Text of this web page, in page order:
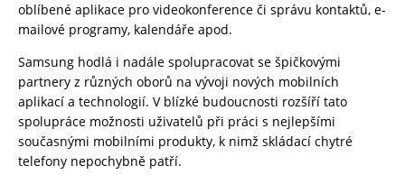
oblíbené aplikace pro videokonference či správu kontaktů, e-
mailové programy, kalendáře apod.
Samsung hodlá i nadále spolupracovat se špičkovými
partnery z různých oborů na vývoji nových mobilních
aplikací a technologií. V blízké budoucnosti rozšíří tato
spolupráce možnosti uživatelů při práci s nejlepšími
současnými mobilními produkty, k nimž skládací chytré
telefony nepochybně patří.